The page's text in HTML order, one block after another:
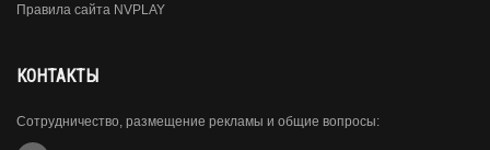
Правила сайта NVPLAY
КОНТАКТЫ
Сотрудничество, размещение рекламы и общие вопросы: